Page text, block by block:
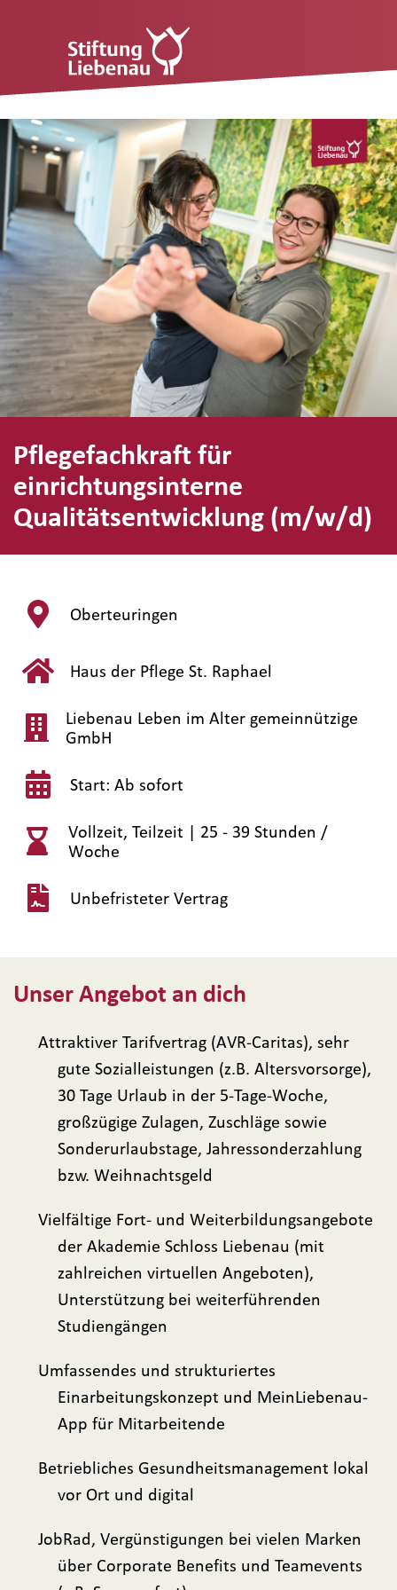
Pflegefachkraft für
einrichtungsinterne
Qualitätsentwicklung (m/w/d)
Oberteuringen
Haus der Pflege St. Raphael
Liebenau Leben im Alter gemeinnützige
GmbH
Start: Ab sofort
Vollzeit, Teilzeit | 25 - 39 Stunden /
Woche
Unbefristeter Vertrag
Unser Angebot an dich
Attraktiver Tarifvertrag (AVR-Caritas), sehr
gute Sozialleistungen (z.B. Altersvorsorge),
30 Tage Urlaub in der 5-Tage-Woche,
großzügige Zulagen, Zuschläge sowie
Sonderurlaubstage, Jahressonderzahlung
bzw. Weihnachtsgeld
Vielfältige Fort- und Weiterbildungsangebote
der Akademie Schloss Liebenau (mit
zahlreichen virtuellen Angeboten),
Unterstützung bei weiterführenden
Studiengängen
Umfassendes und strukturiertes
Einarbeitungskonzept und MeinLiebenau-
App für Mitarbeitende
Betriebliches Gesundheitsmanagement lokal
vor Ort und digital
JobRad, Vergünstigungen bei vielen Marken
über Corporate Benefits und Teamevents